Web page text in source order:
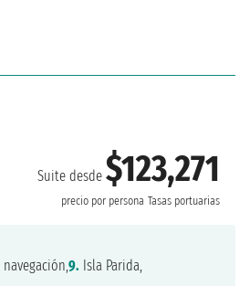
Suite desde$123,271
precio por persona Tasas portuarias
navegación,9. Isla Parida,